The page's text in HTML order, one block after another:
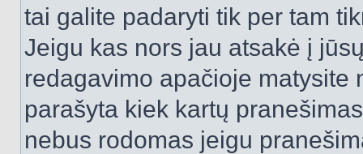
tai galite padaryti tik per tam
Jeigu kas nors jau atsakė į
redagavimo apačioje matysite
parašyta kiek kartų
nebus rodomas jeigu